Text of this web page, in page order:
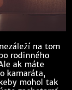
na tom
rodinného
ak máte
kamaráta,
mohol tak